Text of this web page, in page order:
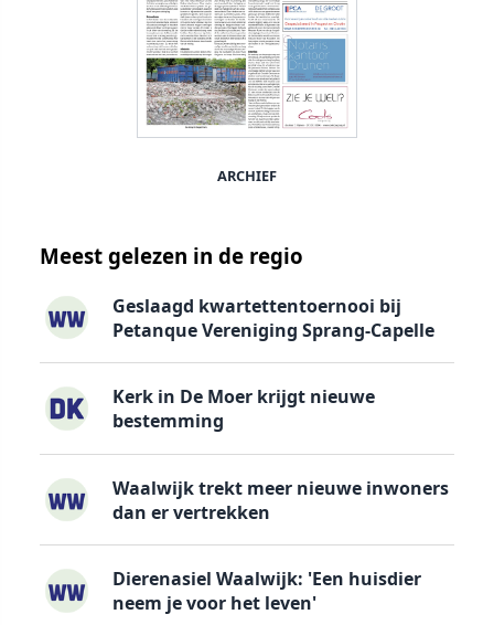
ARCHIEF
Meest gelezen in de regio
Geslaagd kwartettentoernooi bij
Petanque Vereniging Sprang-Capelle
Kerk in De Moer krijgt nieuwe
bestemming
Waalwijk trekt meer nieuwe inwoners
dan er vertrekken
Dierenasiel Waalwijk: 'Een huisdier
neem je voor het leven'